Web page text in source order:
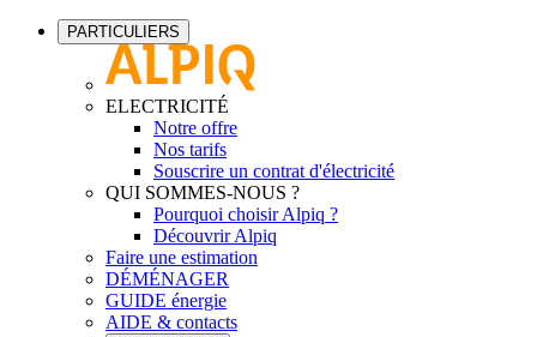
PARTICULIERS
ELECTRICITÉ
Notre offre
Nos tarifs
Souscrire un contrat d'électricité
QUI SOMMES-NOUS ?
Pourquoi choisir Alpiq ?
Découvrir Alpiq
Faire une estimation
DÉMÉNAGER
GUIDE énergie
AIDE & contacts